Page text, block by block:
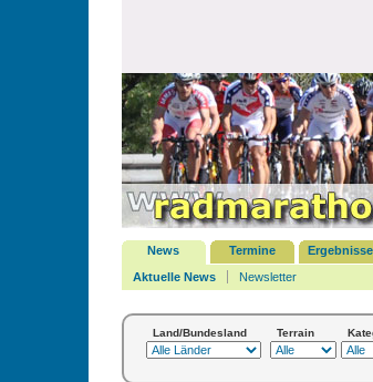
News Termine Ergebnisse
Aktuelle News
Newsletter
Land/Bundesland Terrain